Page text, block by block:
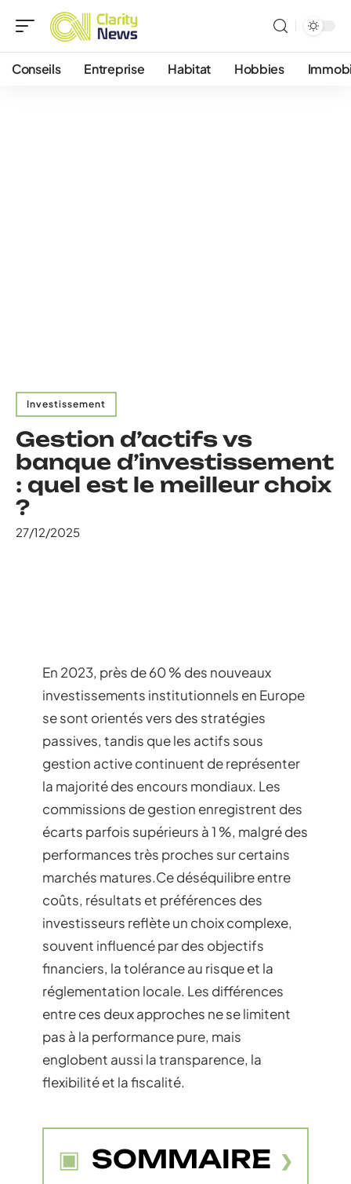
Conseils Entreprise Habitat Hobbies
Investissement
Gestion d’actifs vs
banque d’investissement
: quel est le meilleur choix
?
27/12/2025
En 2023, près de 60 % des nouveaux
investissements institutionnels en Europe
se sont orientés vers des stratégies
passives, tandis que les actifs sous
gestion active continuent de représenter
la majorité des encours mondiaux. Les
commissions de gestion enregistrent des
écarts parfois supérieurs à 1 %, malgré des
performances très proches sur certains
marchés matures.Ce déséquilibre entre
coûts, résultats et préférences des
investisseurs reflète un choix complexe,
souvent influencé par des objectifs
financiers, la tolérance au risque et la
réglementation locale. Les différences
entre ces deux approches ne se limitent
pas à la performance pure, mais
englobent aussi la transparence, la
flexibilité et la fiscalité.
SOMMAIRE